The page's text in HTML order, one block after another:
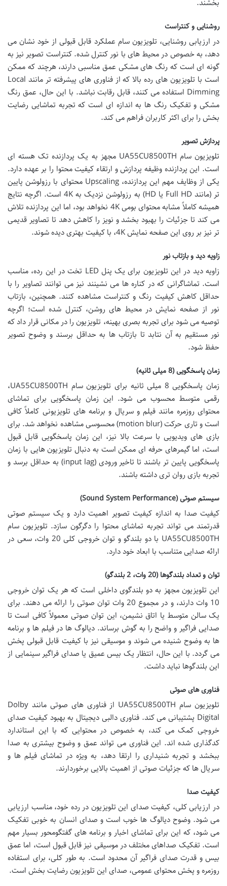
بخشند.
روشنایی و کنتراست
در ارزیابی روشنایی، تلویزیون سام عملکرد قابل قبولی از خود نشان می
دهد، به خصوص در محیط های با نور کنترل شده. کنتراست تصویر نیز به
گونه ای است که رنگ های مشکی عمق مناسبی دارند، هرچند که ممکن
است با تلویزیون های رده بالا که از فناوری های پیشرفته تر مانند Local
Dimming استفاده می کنند، قابل رقابت نباشد. با این حال، عمق رنگ
مشکی و تفکیک رنگ ها به اندازه ای است که تجربه تماشایی رضایت
بخش را برای اکثر کاربران فراهم می کند.
پردازش تصویر
تلویزیون سام UA55CU8500TH مجهز به یک پردازنده تک هسته ای
است. این پردازنده وظیفه پردازش و ارتقاء کیفیت محتوا را بر عهده دارد.
یکی از وظایف مهم این پردازنده، Upscaling محتوای با رزولوشن پایین
تر (مانند Full HD یا HD) به رزولوشن نزدیک به 4K است. اگرچه نتایج
همیشه کاملاً مشابه محتوای بومی 4K نخواهد بود، اما این پردازنده تلاش
می کند تا جزئیات را بهبود بخشد و نویز را کاهش دهد تا تصاویر قدیمی
تر نیز بر روی این صفحه نمایش 4K، با کیفیت بهتری دیده شوند.
زاویه دید و بازتاب نور
زاویه دید در این تلویزیون برای یک پنل LED تخت در این رده، مناسب
است. تماشاگرانی که در کناره ها می نشینند نیز می توانند تصاویر را با
حداقل کاهش کیفیت رنگ و کنتراست مشاهده کنند. همچنین، بازتاب
نور از صفحه نمایش در محیط های روشن، کنترل شده است؛ اگرچه
توصیه می شود برای تجربه بصری بهینه، تلویزیون را در مکانی قرار داد که
نور مستقیم به آن نتابد تا بازتاب ها به حداقل برسند و وضوح تصویر
حفظ شود.
زمان پاسخگویی (8 میلی ثانیه)
زمان پاسخگویی 8 میلی ثانیه برای تلویزیون سام UA55CU8500TH،
رقمی متوسط محسوب می شود. این زمان پاسخگویی برای تماشای
محتوای روزمره مانند فیلم و سریال و برنامه های تلویزیونی کاملاً کافی
است و تاری حرکت (motion blur) محسوسی مشاهده نخواهد شد. برای
بازی های ویدیویی با سرعت بالا نیز، این زمان پاسخگویی قابل قبول
است، اما گیمرهای حرفه ای ممکن است به دنبال تلویزیون هایی با زمان
پاسخگویی پایین تر باشند تا تاخیر ورودی (input lag) به حداقل برسد و
تجربه بازی روان تری داشته باشند.
سیستم صوتی (Sound System Performance)
کیفیت صدا به اندازه کیفیت تصویر اهمیت دارد و یک سیستم صوتی
قدرتمند می تواند تجربه تماشای محتوا را دگرگون سازد. تلویزیون سام
UA55CU8500TH با دو بلندگو و توان خروجی کلی 20 وات، سعی در
ارائه صدایی متناسب با ابعاد خود دارد.
توان و تعداد بلندگوها (20 وات، 2 بلندگو)
این تلویزیون مجهز به دو بلندگوی داخلی است که هر یک توان خروجی
10 وات دارند، و در مجموع 20 وات توان صوتی را ارائه می دهند. برای
یک سالن متوسط یا اتاق نشیمن، این توان صوتی معمولاً کافی است تا
صدایی فراگیر و واضح را به گوش برساند. دیالوگ ها در فیلم ها و برنامه
ها به وضوح شنیده می شوند و موسیقی نیز با کیفیت قابل قبولی پخش
می گردد. با این حال، انتظار یک بیس عمیق یا صدای فراگیر سینمایی از
این بلندگوها نباید داشت.
فناوری های صوتی
تلویزیون سام UA55CU8500TH از فناوری های صوتی مانند Dolby
Digital پشتیبانی می کند. فناوری دالبی دیجیتال به بهبود کیفیت صدای
خروجی کمک می کند، به خصوص در محتوایی که با این استاندارد
کدگذاری شده اند. این فناوری می تواند عمق و وضوح بیشتری به صدا
ببخشد و تجربه شنیداری را ارتقا دهد، به ویژه در تماشای فیلم ها و
سریال ها که جزئیات صوتی از اهمیت بالایی برخوردارند.
کیفیت صدا
در ارزیابی کلی، کیفیت صدای این تلویزیون در رده خود، مناسب ارزیابی
می شود. وضوح دیالوگ ها خوب است و صدای انسان به خوبی تفکیک
می شود، که این برای تماشای اخبار و برنامه های گفتگومحور بسیار مهم
است. تفکیک صداهای مختلف در موسیقی نیز قابل قبول است، اما عمق
بیس و قدرت صدای فراگیر آن محدود است. به طور کلی، برای استفاده
روزمره و پخش محتوای عمومی، صدای این تلویزیون رضایت بخش است.